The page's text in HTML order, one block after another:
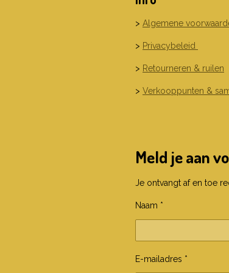
> Algemene
> Privacybeleid
> Retourneren & ruilen
> Verkooppunten &
Meld je aan
Je ontvangt af en toe
Naam *
E-mailadres *